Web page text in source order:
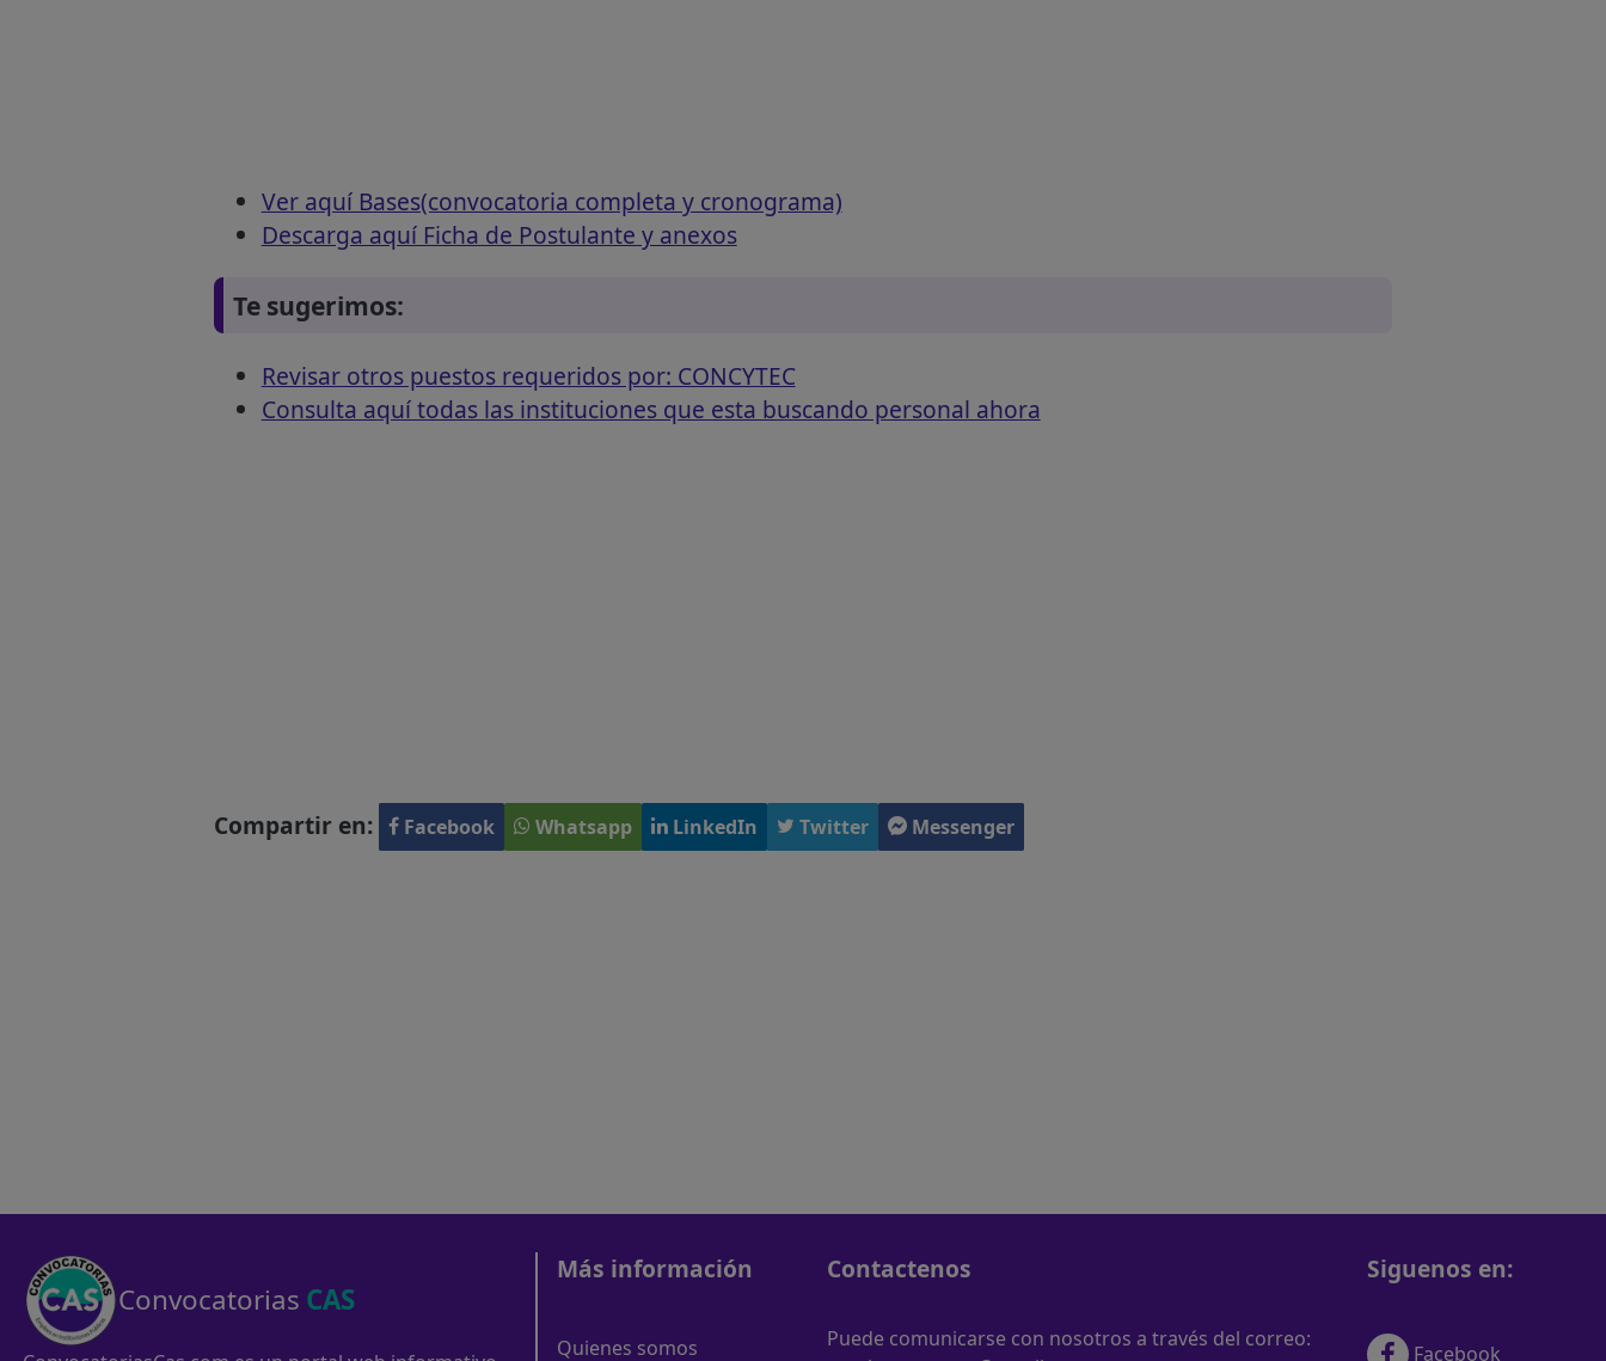
Ver aquí Bases(convocatoria completa y cronograma)
Descarga aquí Ficha de Postulante y anexos
Te sugerimos:
Revisar otros puestos requeridos por: CONCYTEC
Consulta aquí todas las instituciones que esta buscando personal ahora
Compartir en: Facebook Whatsapp LinkedIn Twitter Messenger
Convocatorias CAS
Más información
Quienes somos
Contactenos
Puede comunicarse con nosotros a través del correo:
Siguenos en:
Facebook